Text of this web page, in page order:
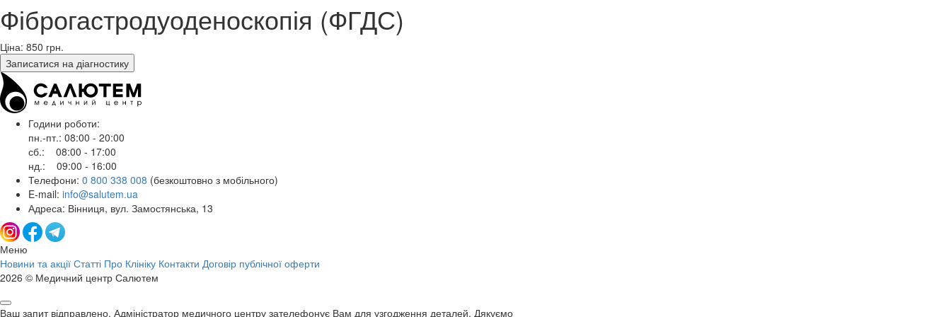
Фіброгастродуоденоскопія (ФГДС)
Ціна: 850 грн.
Записатися на діагностику
Години роботи:
пн.-пт.: 08:00 - 20:00
сб.: 08:00 - 17:00
нд.: 09:00 - 16:00
Телефони: 0 800 338 008 (безкоштовно з мобільного)
E-mail: info@salutem.ua
Адреса: Вінниця, вул. Замостянська, 13
Меню
Новини та акції Статті Про Клініку Контакти Договір публічної оферти
2026 © Медичний центр Салютем
Ваш запит відправлено. Адміністратор медичного центру зателефонує Вам для узгодження деталей. Дякуємо